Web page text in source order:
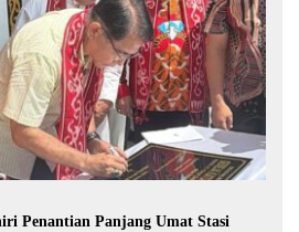
Penantian Panjang Umat Stasi